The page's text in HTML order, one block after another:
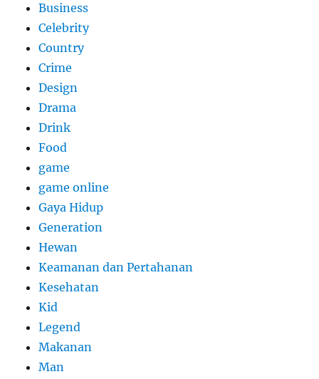
Business
Celebrity
Country
Crime
Design
Drama
Drink
Food
game
game online
Gaya Hidup
Generation
Hewan
Keamanan dan Pertahanan
Kesehatan
Kid
Legend
Makanan
Man